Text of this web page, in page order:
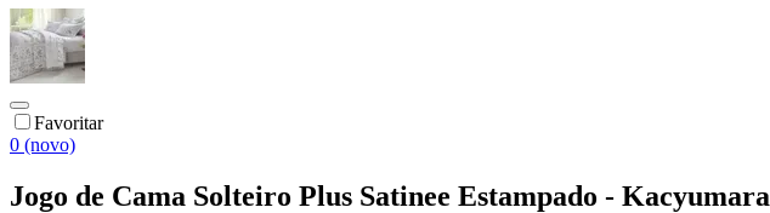
Favoritar
0 (novo)
Jogo de Cama Solteiro Plus Satinee Estampado - Kacyumara